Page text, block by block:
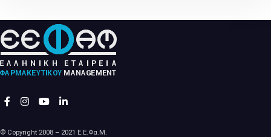
© Copyright 2008 – 2021 Ε.Ε.Φα.Μ.